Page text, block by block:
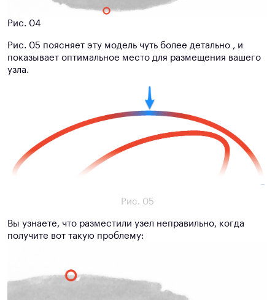
Рис. 04
Рис. 05 поясняет эту модель чуть более детально , и
показывает оптимальное место для размещения вашего
узла.
Рис. 05
Вы узнаете, что разместили узел неправильно, когда
получите вот такую проблему: